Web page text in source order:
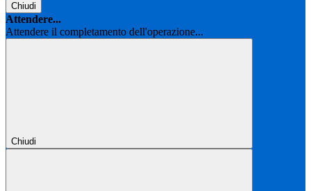
Chiudi
Attendere...
Attendere il completamento dell'operazione...
Chiudi